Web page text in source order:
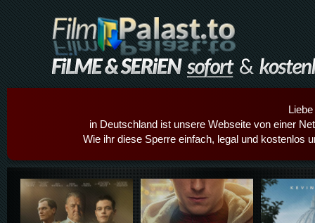
in Deutschland ist unsere Webseite von einer
Wie ihr diese Sperre einfach, legal und kostenlos
Details,Play Details,Play